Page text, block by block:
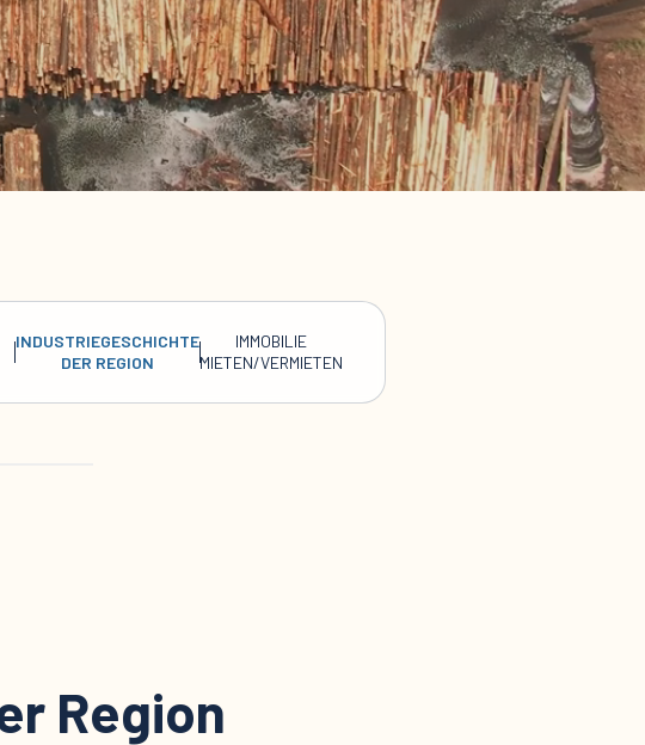
INDUSTRIEGESCHICHTE
DER REGION
IMMOBILIE
MIETEN/VERMIETEN
Region